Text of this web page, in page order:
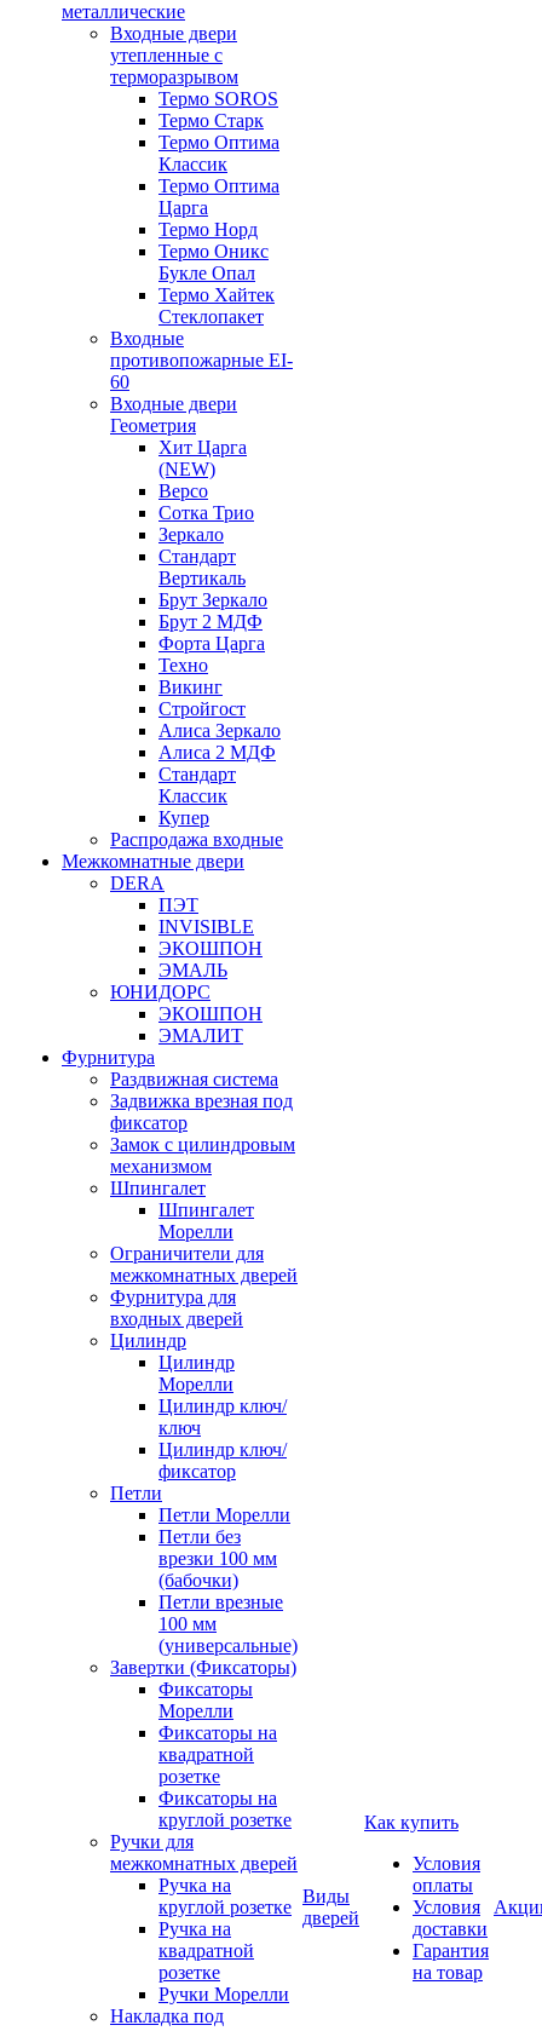
металлические
Входные двери
утепленные с
терморазрывом
Термо SOROS
Термо Старк
Термо Оптима
Классик
Термо Оптима
Царга
Термо Норд
Термо Оникс
Букле Опал
Термо Хайтек
Стеклопакет
Входные
противопожарные EI-
60
Входные двери
Геометрия
Хит Царга
(NEW)
Версо
Сотка Трио
Зеркало
Стандарт
Вертикаль
Брут Зеркало
Брут 2 МДФ
Форта Царга
Техно
Викинг
Стройгост
Алиса Зеркало
Алиса 2 МДФ
Стандарт
Классик
Купер
Распродажа входные
Межкомнатные двери
DERA
ПЭТ
INVISIBLE
ЭКОШПОН
ЭМАЛЬ
ЮНИДОРС
ЭКОШПОН
ЭМАЛИТ
Фурнитура
Раздвижная система
Задвижка врезная под
фиксатор
Замок с цилиндровым
механизмом
Шпингалет
Шпингалет
Морелли
Ограничители для
межкомнатных дверей
Фурнитура для
входных дверей
Цилиндр
Цилиндр
Морелли
Цилиндр ключ/
ключ
Цилиндр ключ/
фиксатор
Петли
Петли Морелли
Петли без
врезки 100 мм
(бабочки)
Петли врезные
100 мм
(универсальные)
Завертки (Фиксаторы)
Фиксаторы
Морелли
Фиксаторы на
квадратной
розетке
Фиксаторы на
круглой розетке
Ручки для
межкомнатных дверей
Ручка на
круглой розетке
Ручка на
квадратной
розетке
Ручки Морелли
Накладка под
Виды
дверей
Как купить
Условия
оплаты
Условия
доставки
Гарантия
на товар